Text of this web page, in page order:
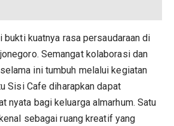
bukti kuatnya rasa persaudaraan di
Semangat kolaborasi dan
ini tumbuh melalui kegiatan
Sisi Cafe diharapkan dapat
nyata bagi keluarga almarhum. Satu
sebagai ruang kreatif yang